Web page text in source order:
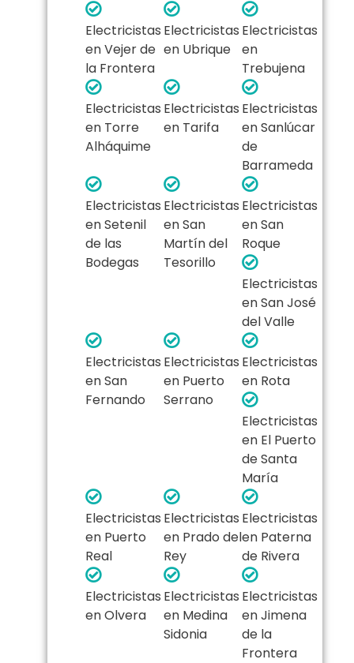
Electricistas
en Vejer de
la Frontera
Electricistas
en Ubrique
Electricistas
en
Trebujena
Electricistas
en Torre
Alháquime
Electricistas
en Tarifa
Electricistas
en Sanlúcar
de
Barrameda
Electricistas
en Setenil
de las
Bodegas
Electricistas
en San
Martín del
Tesorillo
Electricistas
en San
Roque
Electricistas
en San José
del Valle
Electricistas
en San
Fernando
Electricistas
en Puerto
Serrano
Electricistas
en Rota
Electricistas
en El Puerto
de Santa
María
Electricistas
en Puerto
Real
Electricistas
en Prado del
Rey
Electricistas
en Paterna
de Rivera
Electricistas
en Olvera
Electricistas
en Medina
Sidonia
Electricistas
en Jimena
de la
Frontera